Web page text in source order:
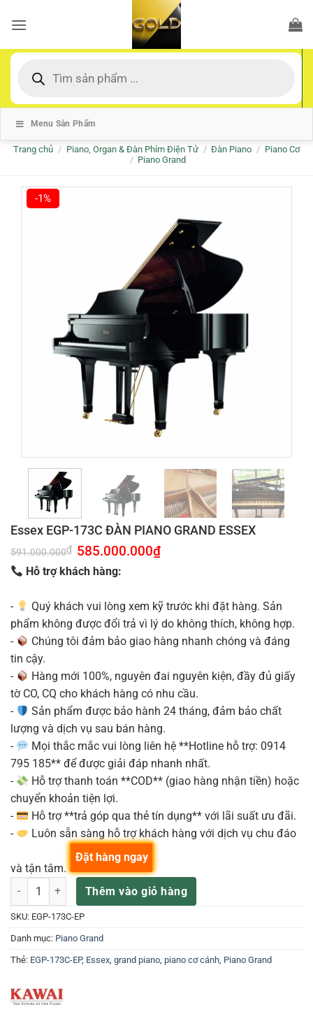
qua
dung
kiếm
Menu Sản Phẩm
Trang chủ / Piano, Organ & Đàn Phím Điện Tử / Đàn Piano / Piano Cơ
/ Piano Grand
-1%
Essex EGP-173C ĐÀN PIANO GRAND ESSEX
591.000.000₫ Giá
gốc
là:
591.000.000₫.
585.000.000₫Giá
Hỗ trợ khách hàng:
-
Quý khách vui lòng xem kỹ trước khi đặt hàng. Sản
phẩm không được đổi trả vì lý do không thích, không hợp.
-
Chúng tôi đảm bảo giao hàng nhanh chóng và đáng
tin cậy.
-
Hàng mới 100%, nguyên đai nguyên kiện, đầy đủ giấy
tờ CO, CQ cho khách hàng có nhu cầu.
-
Sản phẩm được bảo hành 24 tháng, đảm bảo chất
lượng và dịch vụ sau bán hàng.
-
Mọi thắc mắc vui lòng liên hệ **Hotline hỗ trợ: 0914
795 185** để được giải đáp nhanh nhất.
-
Hỗ trợ thanh toán **COD** (giao hàng nhận tiền) hoặc
chuyển khoản tiện lợi.
-
Hỗ trợ **trả góp qua thẻ tín dụng** với lãi suất ưu đãi.
-
Luôn sẵn sàng hỗ trợ khách hàng với dịch vụ chu đáo
và tận tâm.
Essex EGP-173C ĐÀN PIANO GRAND ESSEX số lượng
Thêm vào giỏ hàng
Đặt hàng ngay
SKU: EGP-173C-EP
Danh mục: Piano Grand
Thẻ: EGP-173C-EP, Essex, grand piano, piano cơ cánh, Piano Grand